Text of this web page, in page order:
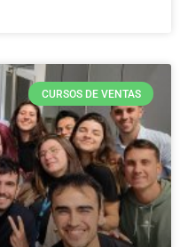
CURSOS DE VENTAS